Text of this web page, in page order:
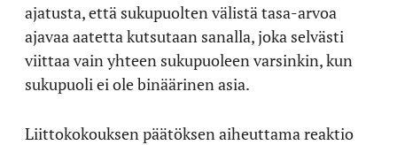
ajatusta, että sukupuolten välistä tasa-arvoa
ajavaa aatetta kutsutaan sanalla, joka selvästi
viittaa vain yhteen sukupuoleen varsinkin, kun
sukupuoli ei ole binäärinen asia.
Liittokokouksen päätöksen aiheuttama reaktio